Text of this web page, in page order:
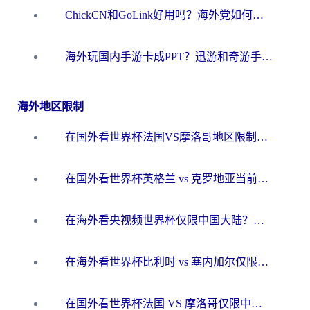
ChickCN和GoLink好用吗？海外党如何选对回国加速器
海外玩国内手游卡成PPT？迅游和奇游手游哪个好？一篇讲透回国加速器怎么选
海外地区限制
在国外看世界杯法国VS摩洛哥地区限制？这篇指南让你流畅看中文解说无压力
在国外看世界杯英格兰 vs 克罗地亚当前地区不可播放？这篇指南帮你搞定所有海外观赛难题
在海外看央视频世界杯仅限中国大陆？这篇指南帮你解锁中文解说+无卡顿直播
在海外看世界杯比利时 vs 塞内加尔仅限中国大陆？我找到了最流畅的中文解说之路
在国外看世界杯法国 VS 摩洛哥仅限中国大陆？海外党这样看中文解说赛事不卡顿